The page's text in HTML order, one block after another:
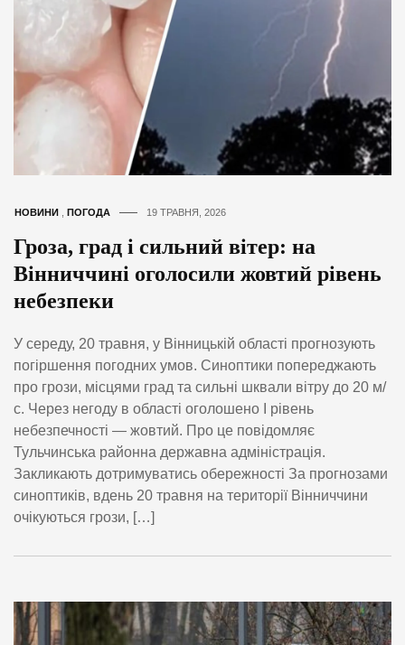
НОВИНИ ПОГОДА 19 ТРАВНЯ, 2026
Гроза, град і сильний вітер: на
Вінниччині оголосили жовтий рівень
небезпеки
У середу, 20 травня, у Вінницькій області прогнозують
погіршення погодних умов. Синоптики попереджають
про грози, місцями град та сильні шквали вітру до 20 м/
с. Через негоду в області оголошено І рівень
небезпечності — жовтий. Про це повідомляє
Тульчинська районна державна адміністрація.
Закликають дотримуватись обережності За прогнозами
синоптиків, вдень 20 травня на території Вінниччини
очікуються грози, […]